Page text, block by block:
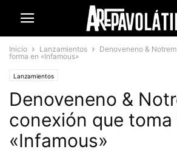
Inicio Lanzamientos
Denoveneno &
forma en «Infamous»
Lanzamientos
Denoveneno &
conexión que toma
«Infamous»